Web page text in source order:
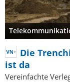
Die
ist da
Vereinfachte